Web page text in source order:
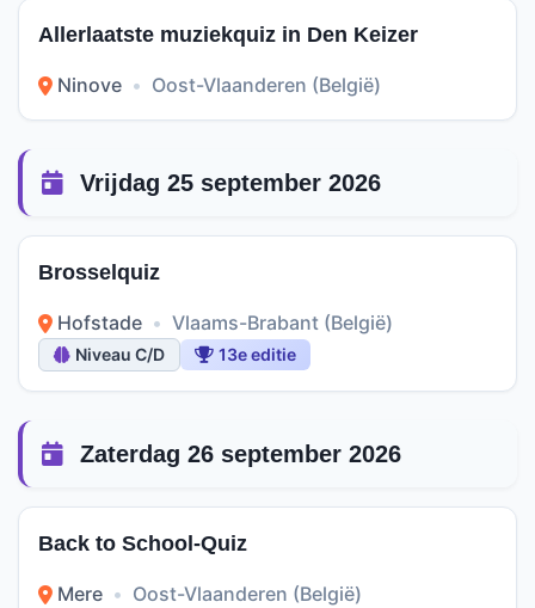
Allerlaatste muziekquiz in Den Keizer
Ninove • Oost-Vlaanderen (België)
Vrijdag 25 september 2026
Brosselquiz
Hofstade • Vlaams-Brabant (België)
Niveau C/D 13e editie
Zaterdag 26 september 2026
Back to School-Quiz
Mere • Oost-Vlaanderen (België)